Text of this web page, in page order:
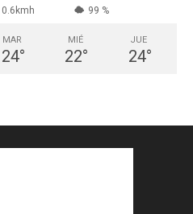
0.6kmh 99 %
MAR
24°
MIÉ
22°
JUE
24°